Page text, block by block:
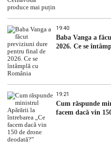
19:40
Baba Vanga a
2026. Ce se
19:21
Cum răspunde
facem dacă vin